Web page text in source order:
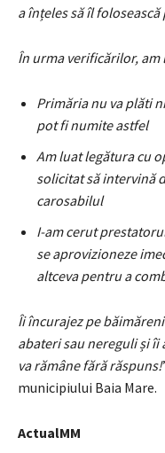
a înțeles să îl
În urma verificărilor,
Primăria nu va plăti
pot fi numite astfel
Am luat legătura cu
solicitat să intervină
carosabilul
I-am cerut
se aprovizioneze
altceva pentru a
Îi încurajez pe
abateri sau nereguli și îi
va rămâne fără răspuns!
municipiului Baia Mare.
ActualMM